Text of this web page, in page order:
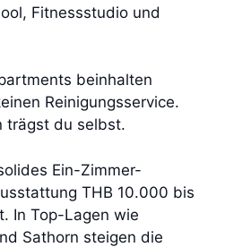
Fitnessstudio und
beinhalten
Reinigungsservice.
trägst du selbst.
Ein-Zimmer-
THB 10.000 bis
In Top-Lagen wie
Sathorn steigen die